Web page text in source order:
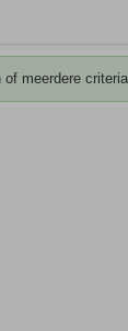
meerdere